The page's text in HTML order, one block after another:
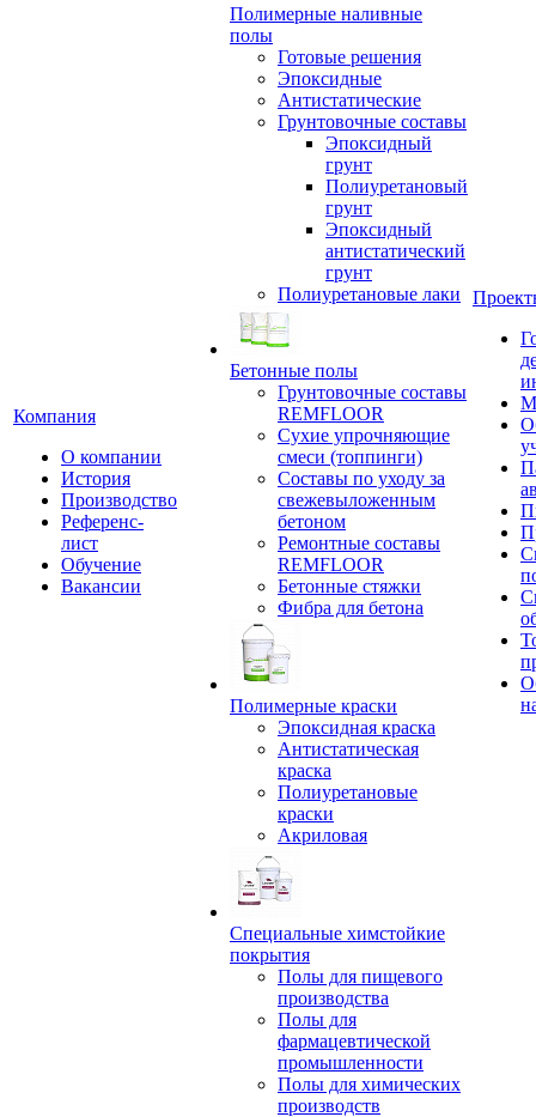
Компания
О компании
История
Производство
Референс-
лист
Обучение
Вакансии
Полимерные наливные
полы
Готовые решения
Эпоксидные
Антистатические
Грунтовочные составы
Эпоксидный
грунт
Полиуретановый
грунт
Эпоксидный
антистатический
грунт
Полиуретановые лаки
Бетонные полы
Грунтовочные составы
REMFLOOR
Сухие упрочняющие
смеси (топпинги)
Составы по уходу за
свежевыложенным
бетоном
Ремонтные составы
REMFLOOR
Бетонные стяжки
Фибра для бетона
Полимерные краски
Эпоксидная краска
Антистатическая
краска
Полиуретановые
краски
Акриловая
Специальные химстойкие
покрытия
Полы для пищевого
производства
Полы для
фармацевтической
промышленности
Полы для химических
производств